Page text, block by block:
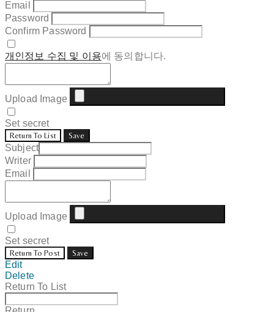
Email
Password
Confirm Password
개인정보 수집 및 이용에 동의합니다.
Upload Image
Set secret
Return To List Save
Subject
Writer
Email
Upload Image
Set secret
Return To Post Save
Edit
Delete
Return To List